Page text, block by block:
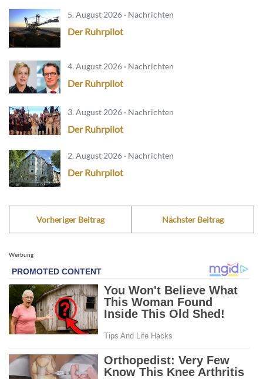
5. August 2026 · Nachrichten
Der Ruhrpilot
4. August 2026 · Nachrichten
Der Ruhrpilot
3. August 2026 · Nachrichten
Der Ruhrpilot
2. August 2026 · Nachrichten
Der Ruhrpilot
Vorheriger Beitrag Nächster Beitrag
Werbung